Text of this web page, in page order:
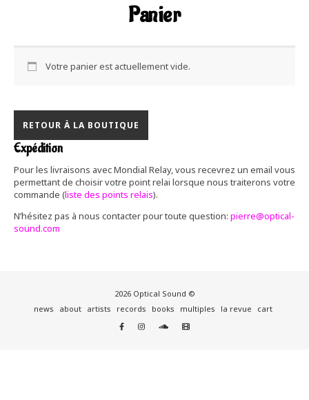
Panier
Votre panier est actuellement vide.
RETOUR À LA BOUTIQUE
Expédition
Pour les livraisons avec Mondial Relay, vous recevrez un email vous
permettant de choisir votre point relai lorsque nous traiterons votre
commande (liste des points relais).
N’hésitez pas à nous contacter pour toute question: pierre@optical-
sound.com
2026 Optical Sound ©
news
about artists records books multiples la revue cart